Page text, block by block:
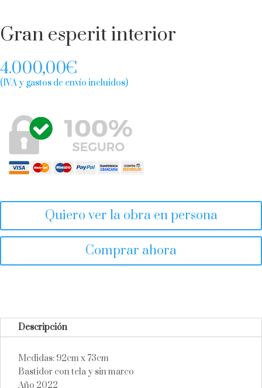
Gran esperit interior
4.000,00€
(IVA y gastos de envío incluidos)
Quiero ver la obra en persona
Comprar ahora
Descripción
Medidas: 92cm x 73cm
Bastidor con tela y sin marco
Año 2022